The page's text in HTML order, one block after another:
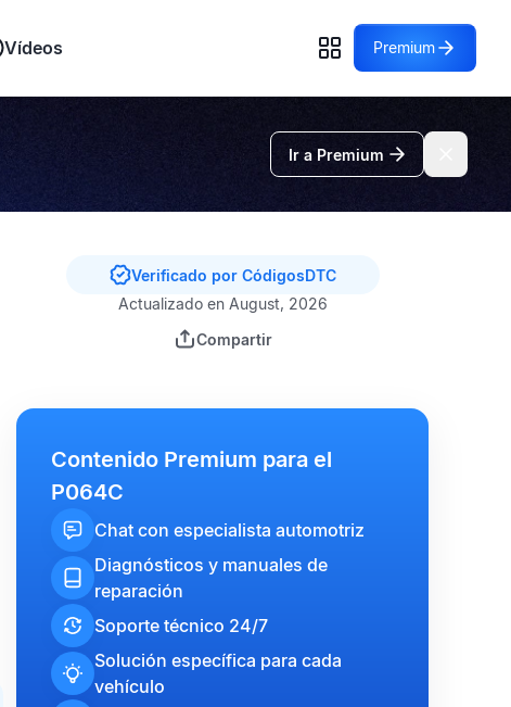
Vídeos Premium
Ir a Premium
Verificado por CódigosDTC
Actualizado en August, 2026
Compartir
Contenido Premium para el
P064C
Chat con especialista automotriz
Diagnósticos y manuales de
reparación
Soporte técnico 24/7
Solución específica para cada
vehículo